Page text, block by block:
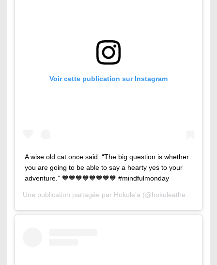
Voir cette publication sur Instagram
A wise old cat once said: “The big question is whether
you are going to be able to say a hearty yes to your
adventure.” 💙💙💙💙💙💙💙💙 #mindfulmonday
Une publication partagée par Hokule’a (@hokuleathesurfingcat) le